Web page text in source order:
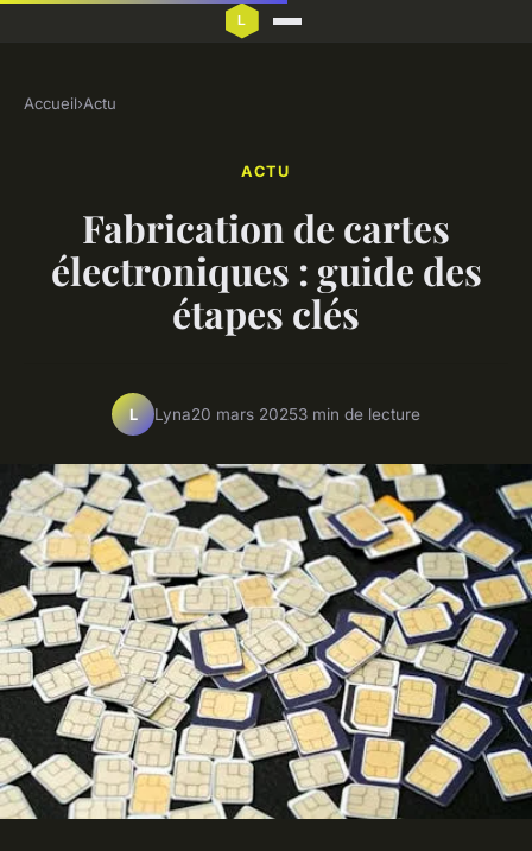
Accueil›Actu
ACTU
Fabrication de cartes
électroniques : guide des
étapes clés
L Lyna20 mars 20253 min de lecture